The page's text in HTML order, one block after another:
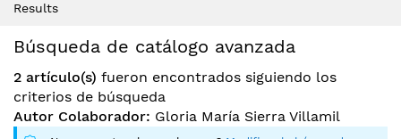
Content
Results
Búsqueda de catálogo avanzada
2 artículo(s) fueron encontrados siguiendo los
criterios de búsqueda
Autor Colaborador: Gloria María Sierra Villamil